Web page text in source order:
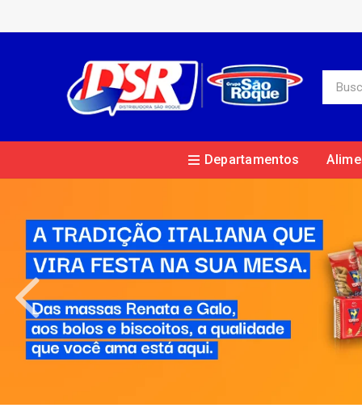
Departamentos